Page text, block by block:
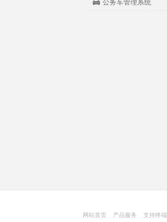
公务车管理系统
网站首页 产品服务 支持终端